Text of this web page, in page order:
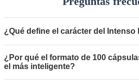
¿Qué define el carácter del Intenso
¿Por qué el formato de 100
el más inteligente?